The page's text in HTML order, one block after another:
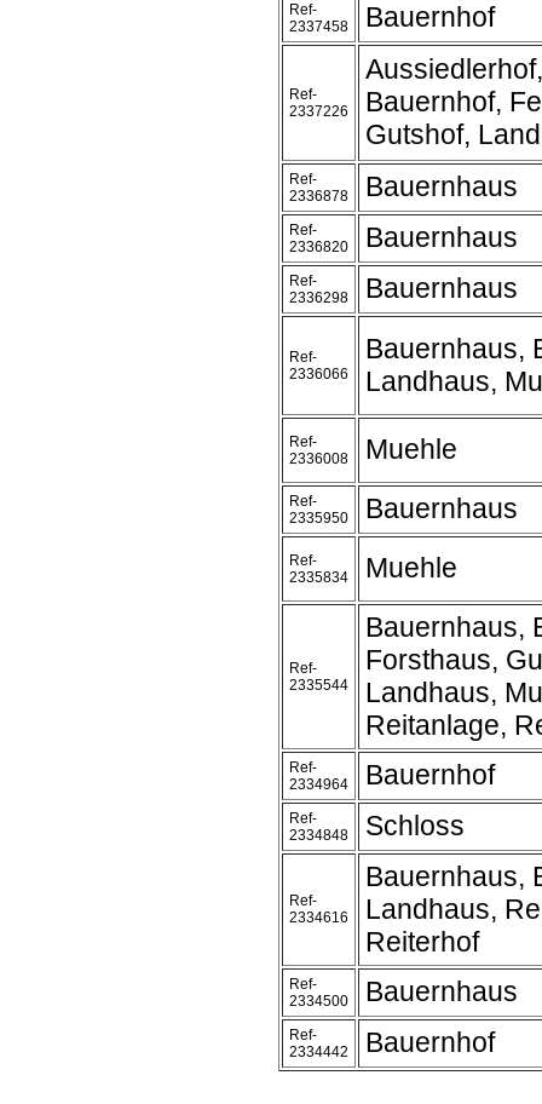
Ref-
2337458
Bauernhof
Ref-
2337226
Bauernhof,
Gutshof,
Ref-
2336878
Bauernhaus
Ref-
2336820
Bauernhaus
Ref-
2336298
Bauernhaus
Ref-
2336066
Bauernhaus,
Landhaus,
Ref-
2336008
Muehle
Ref-
2335950
Bauernhaus
Ref-
2335834
Muehle
Ref-
2335544
Bauernhaus,
Forsthaus,
Landhaus,
Reitanlage,
Ref-
2334964
Bauernhof
Ref-
2334848
Schloss
Ref-
2334616
Bauernhaus,
Landhaus,
Reiterhof
Ref-
2334500
Bauernhaus
Ref-
2334442
Bauernhof